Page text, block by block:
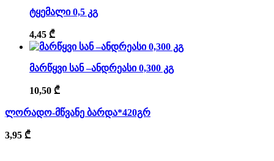
ტყემალი 0,5 კგ
4,45 ₾
მარწყვი სან –ანდრეასი 0,300 კგ
10,50 ₾
ლორადო-მწვანე ბარდა*420გრ
3,95 ₾